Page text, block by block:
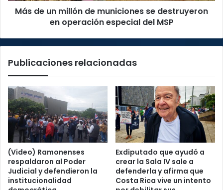
operación
Más de un millón de municiones se destruyeron
en operación especial del MSP
Publicaciones relacionadas
(Video) Ramonenses
respaldaron al Poder
Judicial y defendieron la
institucionalidad
Exdiputado que ayudó a
crear la Sala IV sale a
defenderla y afirma que
Costa Rica vive un intento